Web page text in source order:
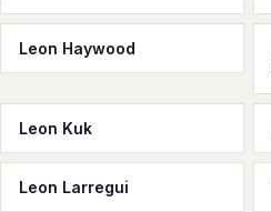
Leon Haywood
Leon Kuk
Leon Larregui